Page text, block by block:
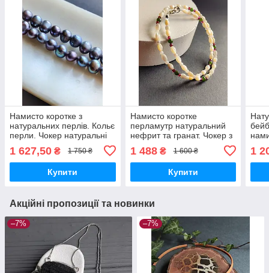
Намисто коротке з
натуральних перлів. Кольє
перли. Чокер натуральні
перли. Буси перлина. Сірі
перли. Німеччина
1 627,50 ₴ 1 750 ₴
Купити
Намисто коротке
перламутр натуральний
нефрит та гранат. Чокер з
перламутру нефриту та
гранату. Буси. Німеччина.
1 488₴ 1 600 ₴
Купити
та
1
Акційні пропозиції та новинки
–7% –7%